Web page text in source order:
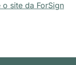
o site da ForSign